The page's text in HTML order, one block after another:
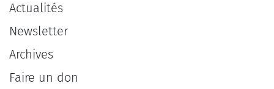
Actualités
Newsletter
Archives
Faire un don